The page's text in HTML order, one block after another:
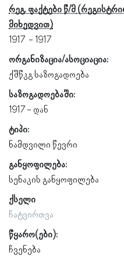
რეგ. ფაქტები წ/მ
1917
1917
ორგანიზაცია/ასოციაცია:
ქშწკგ საზოგადოება
საზოგადოებაში:
1917
ტიპი:
ნამდვილი წევრი
განყოფილება:
სენაკის განყოფილება
ქსელი
ჩატვირთვა
წყარო(ები):
ჩვენება